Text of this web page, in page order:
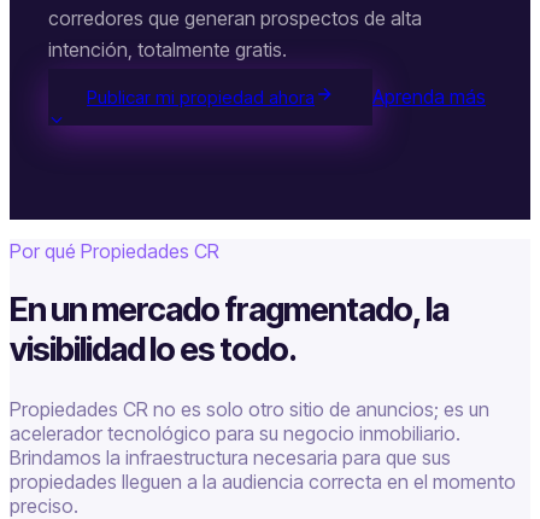
corredores que generan prospectos de alta
intención, totalmente gratis.
Publicar mi propiedad ahora Aprenda más
Por qué Propiedades CR
En un mercado fragmentado, la
visibilidad lo es todo.
Propiedades CR no es solo otro sitio de anuncios; es un
acelerador tecnológico para su negocio inmobiliario.
Brindamos la infraestructura necesaria para que sus
propiedades lleguen a la audiencia correcta en el momento
preciso.